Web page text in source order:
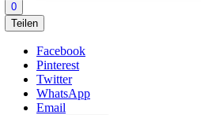
0
Teilen
Facebook
Pinterest
Twitter
WhatsApp
Email